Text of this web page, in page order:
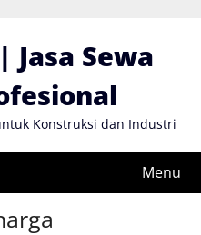
Jasa Sewa
Konstruksi dan Industri
Menu